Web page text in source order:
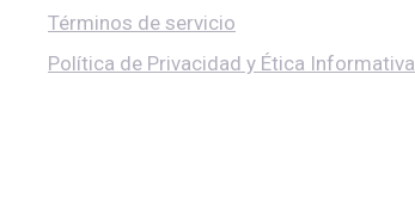
Términos de servicio
Política de Privacidad y Ética Informativa